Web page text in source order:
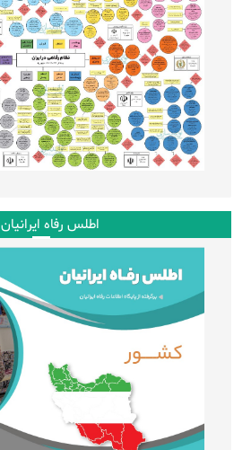
اطلس رفاه ایرانیان